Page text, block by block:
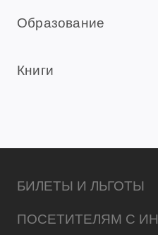
Образование
Книги
БИЛЕТЫ И ЛЬГОТЫ
ПОСЕТИТЕЛЯМ С